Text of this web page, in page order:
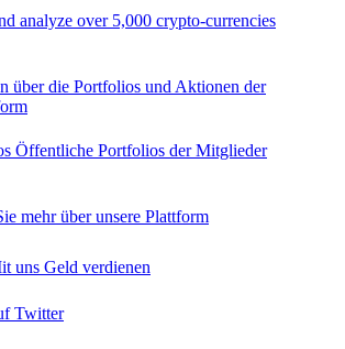
analyze over 5,000 crypto-currencies
über die Portfolios und Aktionen der
Öffentliche Portfolios der Mitglieder
mehr über unsere Plattform
uns Geld verdienen
Twitter